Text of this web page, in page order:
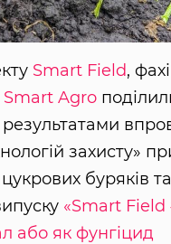
Smart Field,
Smart Agro
захисту»
буряків та
«Smart Field
або як фунгіцид